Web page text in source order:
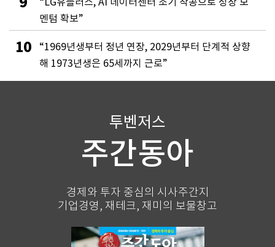
멘텀 확보”
10
“1969년생부터 정년 연장, 2029년부터 단계적 상향
해 1973년생은 65세까지 근로”
투벤저스
주간동아
경제와 투자 중심의 시사주간지
기업경영, 재테크, 재미의 보물창고